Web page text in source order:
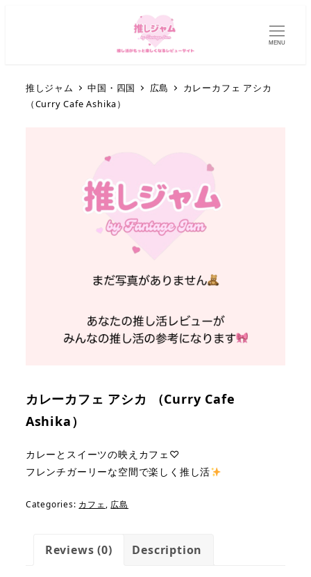
MENU
推しジャム 中国・四国 広島
カレーカフェ アシカ
（Curry Cafe Ashika）
カレーカフェ アシカ （Curry Cafe
Ashika）
カレーとスイーツの映えカフェ♡
フレンチガーリーな空間で楽しく推し活
Categories: カフェ, 広島
Reviews (0) Description